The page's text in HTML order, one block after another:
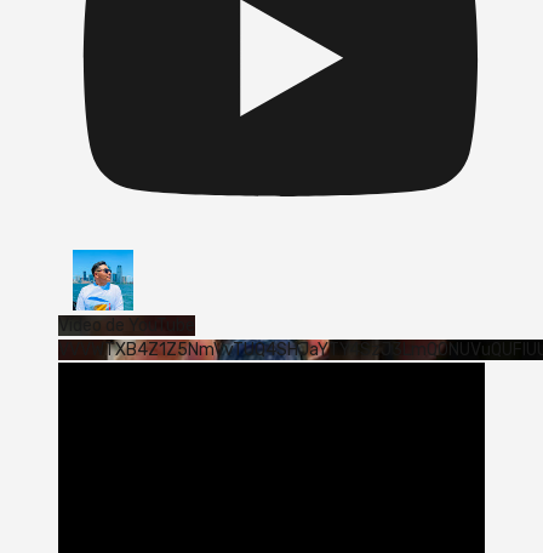
Vídeo de YouTube